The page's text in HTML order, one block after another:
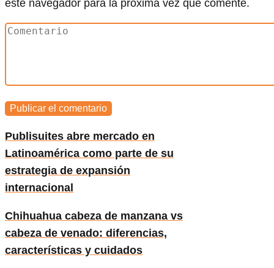
este navegador para la próxima vez que comente.
Publisuites abre mercado en
Latinoamérica como parte de su
estrategia de expansión
internacional
Chihuahua cabeza de manzana vs
cabeza de venado: diferencias,
características y cuidados